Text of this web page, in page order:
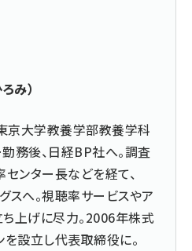
み）
京大学教養学部教養学科
務後、日経BP社へ。調査
センター長などを経て、
スへ。視聴率サービスやア
上げに尽力。2006年株式
を設立し代表取締役に。